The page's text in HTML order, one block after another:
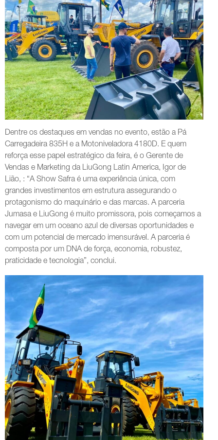
Dentre os destaques em vendas no evento, estão a Pá
Carregadeira 835H e a Motoniveladora 4180D. E quem
reforça esse papel estratégico da feira, é o Gerente de
Vendas e Marketing da LiuGong Latin America, Igor de
Lião, : “A Show Safra é uma experiência única, com
grandes investimentos em estrutura assegurando o
protagonismo do maquinário e das marcas. A parceria
Jumasa e LiuGong é muito promissora, pois começamos a
navegar em um oceano azul de diversas oportunidades e
com um potencial de mercado imensurável. A parceria é
composta por um DNA de força, economia, robustez,
praticidade e tecnologia”, conclui.